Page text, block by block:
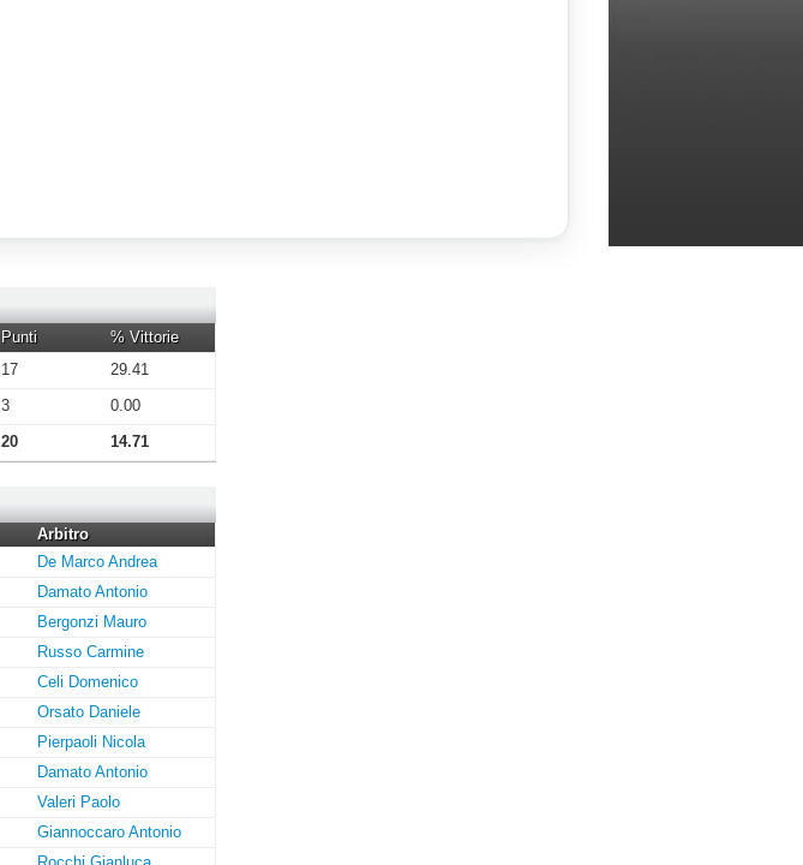
Punti
% Vittorie
17
29.41
3
0.00
20 14.71
Arbitro
De Marco Andrea
Damato Antonio
Bergonzi Mauro
Russo Carmine
Celi Domenico
Orsato Daniele
Pierpaoli Nicola
Damato Antonio
Valeri Paolo
Giannoccaro Antonio